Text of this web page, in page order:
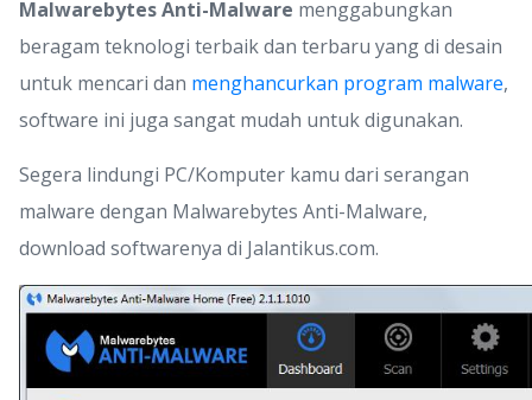
Malwarebytes Anti-Malware menggabungkan
beragam teknologi terbaik dan terbaru yang di desain
untuk mencari dan menghancurkan program malware,
software ini juga sangat mudah untuk digunakan.
Segera lindungi PC/Komputer kamu dari serangan
malware dengan Malwarebytes Anti-Malware,
download softwarenya di Jalantikus.com.